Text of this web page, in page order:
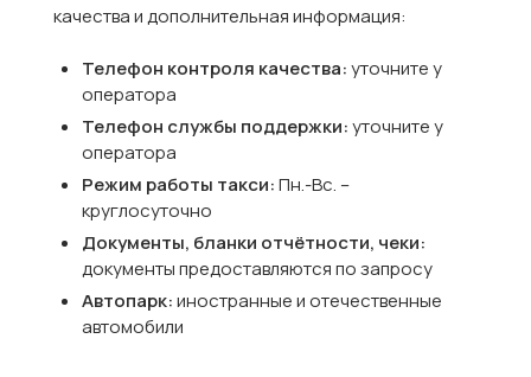
качества и дополнительная информация:
Телефон контроля качества:уточните у
оператора
Телефон службы поддержки:уточните у
оператора
Режим работы такси:Пн.-Вс. –
круглосуточно
Документы, бланки отчётности, чеки:
документы предоставляются по запросу
Автопарк:иностранные и отечественные
автомобили